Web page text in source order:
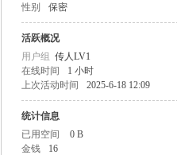
性别 保密
活跃概况
用户组 传人LV1
在线时间
1 小时
上次活动时间
2025-6-18 12:09
统计信息
已用空间
0 B
金钱
16